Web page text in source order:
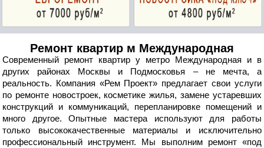
Ремонт квартир м Международная
Современный ремонт квартир у метро Международная и в
других районах Москвы и Подмосковья – не мечта, а
реальность. Компания «Рем Проект» предлагает свои услуги
по ремонте новостроек, косметике жилья, замене устаревших
конструкций и коммуникаций, перепланировке помещений и
много другое. Опытные мастера используют для работы
только высококачественные материалы и исключительно
профессиональный инструмент. Мы выполним ремонт «под